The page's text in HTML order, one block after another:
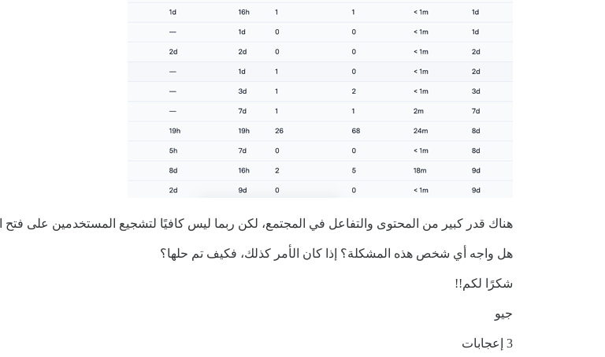
هناك قدر كبير من المحتوى والتفاعل في المجتمع، لكن ربما ليس كافيًا لتشجيع المستخدمين على
هل واجه أي شخص هذه المشكلة؟ إذا كان الأمر كذلك، فكيف تم حلها؟
شكرًا لكم!!
جيو
3 إعجابات